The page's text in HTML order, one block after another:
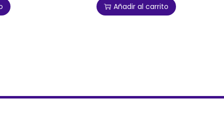
Añadir al carrito